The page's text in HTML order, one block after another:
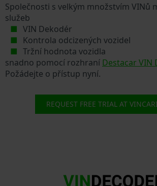
Společnosti s velkým množstvím VINů
služeb
VIN Dekodér
Kontrola odcizených vozidel
Tržní hodnota vozidla
snadno pomocí rozhraní Destacar VIN
Požádejte o přístup nyní.
REQUEST FREE TRIAL AT